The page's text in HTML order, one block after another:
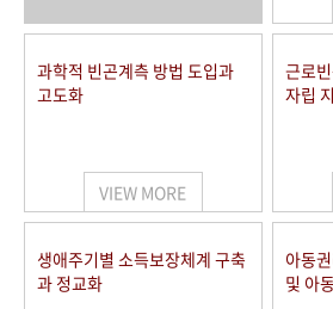
과학적 빈곤계측 방법 도입과
고도화
VIEW MORE
근로
자립
생애주기별 소득보장체계 구축
과 정교화
아동
및 아